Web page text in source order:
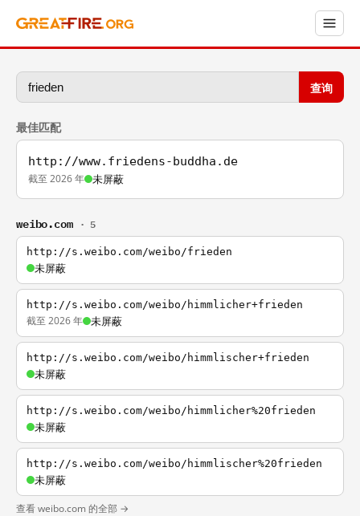
查询
最佳匹配
http://www.friedens-buddha.de
截至 2026 年 未屏蔽
weibo.com · 5
http://s.weibo.com/weibo/frieden
未屏蔽
http://s.weibo.com/weibo/himmlicher+frieden
截至 2026 年 未屏蔽
http://s.weibo.com/weibo/himmlischer+frieden
未屏蔽
http://s.weibo.com/weibo/himmlicher%20frieden
未屏蔽
http://s.weibo.com/weibo/himmlischer%20frieden
未屏蔽
查看 weibo.com 的全部 →